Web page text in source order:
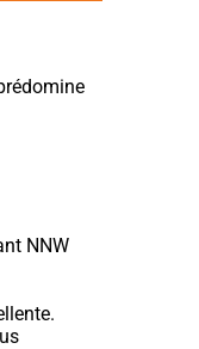
NNW